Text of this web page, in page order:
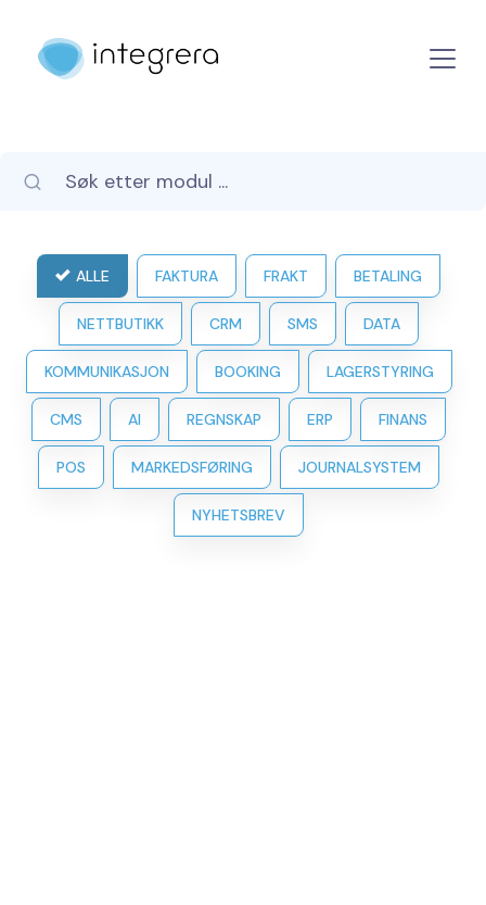
ALLE FAKTURA FRAKT BETALING
NETTBUTIKK CRM SMS DATA
KOMMUNIKASJON BOOKING LAGERSTYRING
CMS AI REGNSKAP ERP FINANS
POS MARKEDSFØRING JOURNALSYSTEM
NYHETSBREV